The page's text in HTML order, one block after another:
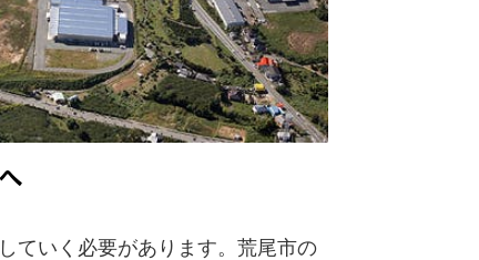
ていく必要があります。荒尾市の